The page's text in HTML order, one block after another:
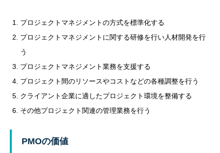
プロジェクトマネジメントの方式を標準化する
プロジェクトマネジメントに関する研修を行い人材開発を行
う
プロジェクトマネジメント業務を支援する
プロジェクト間のリソースやコストなどの各種調整を行う
クライアント企業に適したプロジェクト環境を整備する
その他プロジェクト関連の管理業務を行う
PMOの価値